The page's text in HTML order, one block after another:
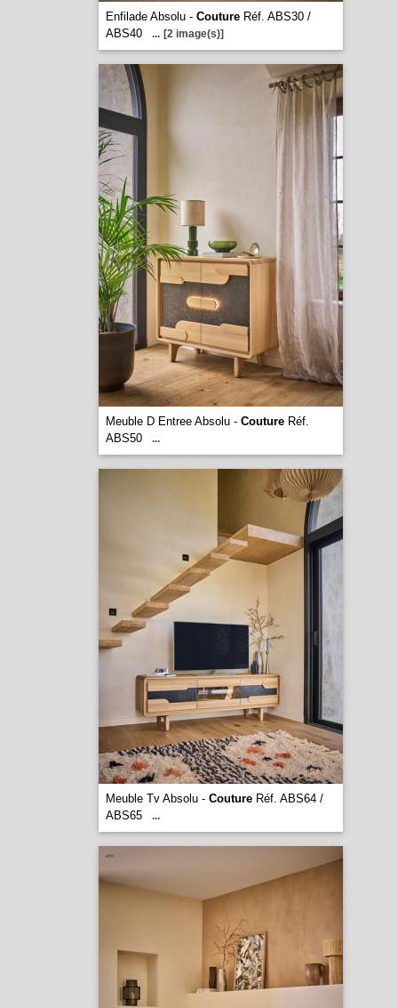
Enfilade Absolu - CoutureRéf. ABS30 /
ABS40
... [2 image(s)]
Meuble D Entree Absolu - CoutureRéf.
ABS50
...
Meuble Tv Absolu - CoutureRéf. ABS64 /
ABS65
...